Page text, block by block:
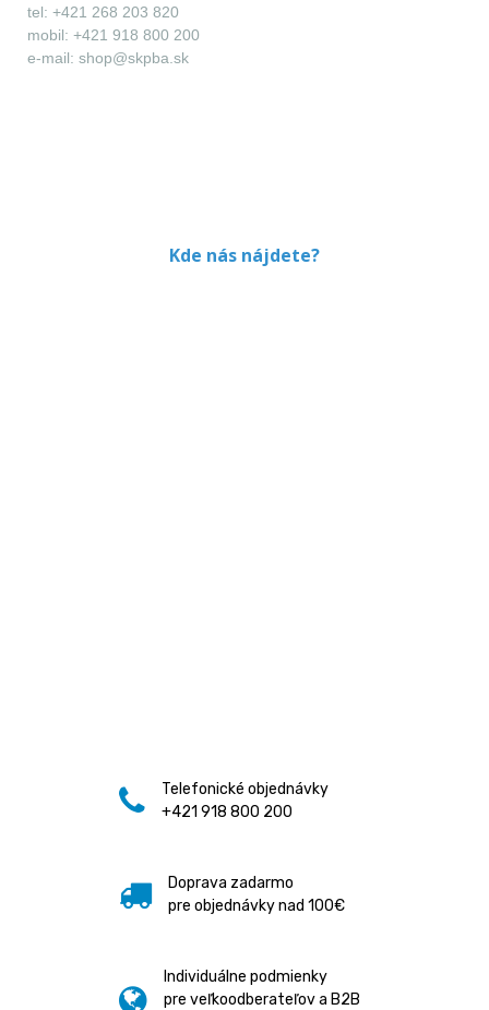
tel: +421 268 203 820
mobil: +421 918 800 200
e-mail: shop@skpba.sk
Kde nás nájdete?
Telefonické objednávky
+421 918 800 200
Doprava zadarmo
pre objednávky nad 100€
Individuálne podmienky
pre veľkoodberateľov a B2B